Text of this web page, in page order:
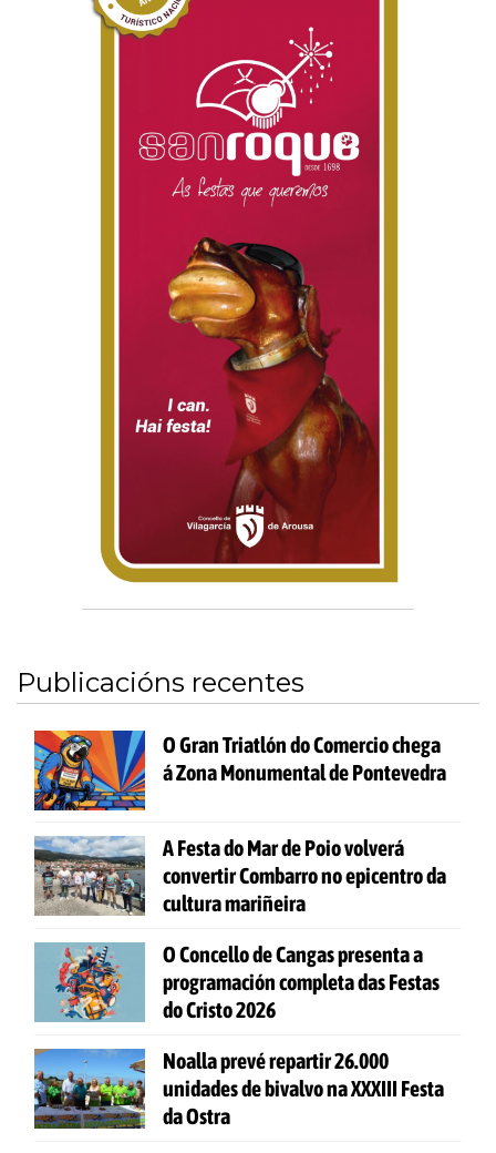
Publicacións recentes
O Gran Triatlón do Comercio chega
á Zona Monumental de Pontevedra
A Festa do Mar de Poio volverá
convertir Combarro no epicentro da
cultura mariñeira
O Concello de Cangas presenta a
programación completa das Festas
do Cristo 2026
Noalla prevé repartir 26.000
unidades de bivalvo na XXXIII Festa
da Ostra